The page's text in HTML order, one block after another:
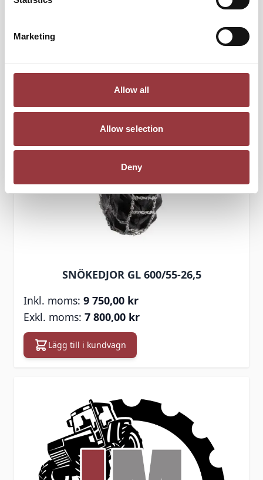
Marketing
Allow all
Allow selection
Deny
SNÖKEDJOR GL 600/55-26,5
9 750,00 kr
7 800,00 kr
Lägg till i kundvagn